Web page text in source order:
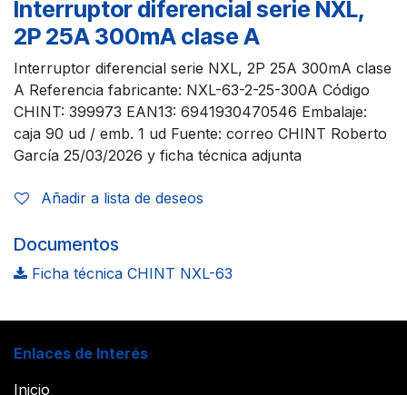
Interruptor diferencial serie NXL,
2P 25A 300mA clase A
Interruptor diferencial serie NXL, 2P 25A 300mA clase
A Referencia fabricante: NXL-63-2-25-300A Código
CHINT: 399973 EAN13: 6941930470546 Embalaje:
caja 90 ud / emb. 1 ud Fuente: correo CHINT Roberto
García 25/03/2026 y ficha técnica adjunta
Añadir a lista de deseos
Documentos
Ficha técnica CHINT NXL-63
Enlaces de Interés
Inicio